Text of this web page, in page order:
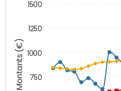
Montants (€) 750
1000
1250
1500